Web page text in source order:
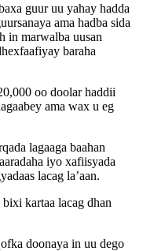
guur uu yahay hadda
ama hadba sida
in marwalba uusan
baraha
oo doolar haddii
ama wax u eg
lagaaga baahan
iyo xafiisyada
lacag la’aan.
kartaa lacag dhan
doonaya in uu dego